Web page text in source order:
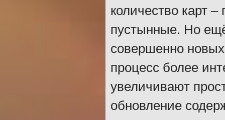
количество карт
пустынные. Но
совершенно
процесс более
увеличивают
обновление